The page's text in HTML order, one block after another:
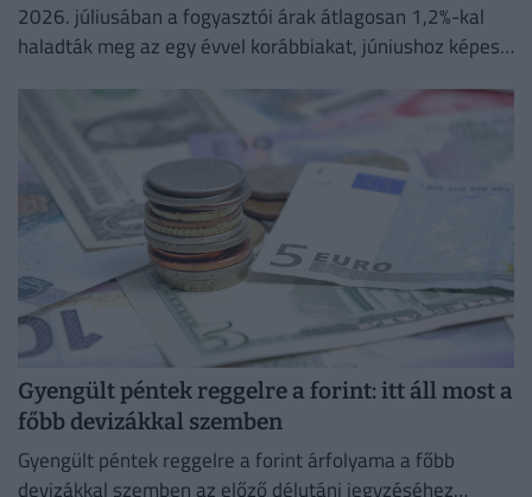
2026. júliusában a fogyasztói árak átlagosan 1,2%-kal
haladták meg az egy évvel korábbiakat, júniushoz képest
Gyengült péntek reggelre a forint: itt áll most a
főbb devizákkal szemben
Gyengült péntek reggelre a forint árfolyama a főbb
devizákkal szemben az előző délutáni jegyzéséhez